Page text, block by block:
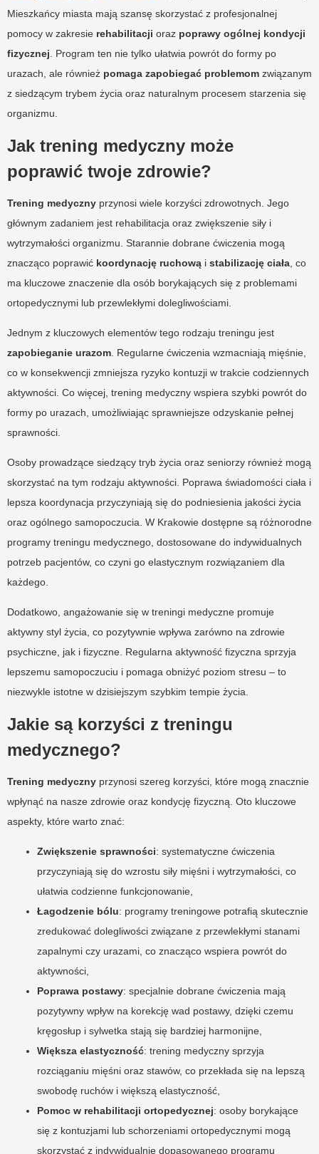
Mieszkańcy miasta mają szansę skorzystać z profesjonalnej
pomocy w zakresie rehabilitacji oraz poprawy ogólnej kondycji
fizycznej . Program ten nie tylko ułatwia powrót do formy po
urazach, ale również pomaga zapobiegać problemom związanym
z siedzącym trybem życia oraz naturalnym procesem starzenia się
organizmu.
Jak trening medyczny może
poprawić twoje zdrowie?
Trening medyczny przynosi wiele korzyści zdrowotnych. Jego
głównym zadaniem jest rehabilitacja oraz zwiększenie siły i
wytrzymałości organizmu. Starannie dobrane ćwiczenia mogą
znacząco poprawić koordynację ruchową i stabilizację ciała , co
ma kluczowe znaczenie dla osób borykających się z problemami
ortopedycznymi lub przewlekłymi dolegliwościami.
Jednym z kluczowych elementów tego rodzaju treningu jest
zapobieganie urazom . Regularne ćwiczenia wzmacniają mięśnie,
co w konsekwencji zmniejsza ryzyko kontuzji w trakcie codziennych
aktywności. Co więcej, trening medyczny wspiera szybki powrót do
formy po urazach, umożliwiając sprawniejsze odzyskanie pełnej
sprawności.
Osoby prowadzące siedzący tryb życia oraz seniorzy również mogą
skorzystać na tym rodzaju aktywności. Poprawa świadomości ciała i
lepsza koordynacja przyczyniają się do podniesienia jakości życia
oraz ogólnego samopoczucia. W Krakowie dostępne są różnorodne
programy treningu medycznego, dostosowane do indywidualnych
potrzeb pacjentów, co czyni go elastycznym rozwiązaniem dla
każdego.
Dodatkowo, angażowanie się w treningi medyczne promuje
aktywny styl życia, co pozytywnie wpływa zarówno na zdrowie
psychiczne, jak i fizyczne. Regularna aktywność fizyczna sprzyja
lepszemu samopoczuciu i pomaga obniżyć poziom stresu – to
niezwykle istotne w dzisiejszym szybkim tempie życia.
Jakie są korzyści z treningu
medycznego?
Trening medyczny przynosi szereg korzyści, które mogą znacznie
wpłynąć na nasze zdrowie oraz kondycję fizyczną. Oto kluczowe
aspekty, które warto znać:
Zwiększenie sprawności: systematyczne ćwiczenia
przyczyniają się do wzrostu siły mięśni i wytrzymałości, co
ułatwia codzienne funkcjonowanie,
Łagodzenie bólu: programy treningowe potrafią skutecznie
zredukować dolegliwości związane z przewlekłymi stanami
zapalnymi czy urazami, co znacząco wspiera powrót do
aktywności,
Poprawa postawy: specjalnie dobrane ćwiczenia mają
pozytywny wpływ na korekcję wad postawy, dzięki czemu
kręgosłup i sylwetka stają się bardziej harmonijne,
Większa elastyczność: trening medyczny sprzyja
rozciąganiu mięśni oraz stawów, co przekłada się na lepszą
swobodę ruchów i większą elastyczność,
Pomoc w rehabilitacji ortopedycznej: osoby borykające
się z kontuzjami lub schorzeniami ortopedycznymi mogą
skorzystać z indywidualnie dopasowanego programu